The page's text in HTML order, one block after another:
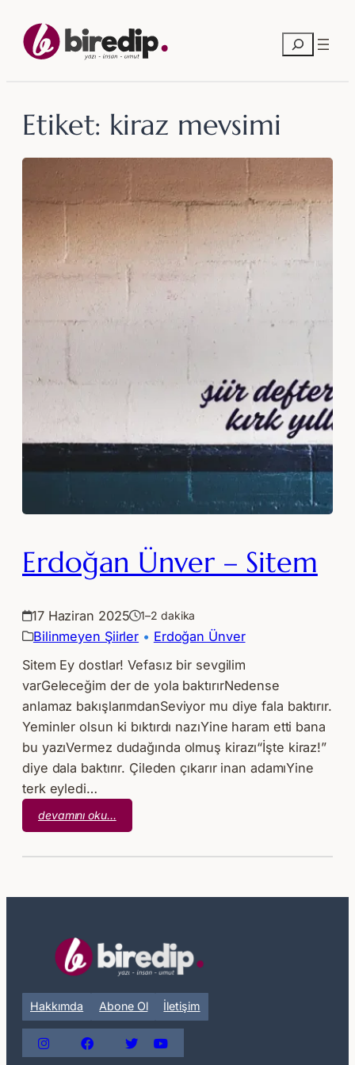
geç
Ara
Etiket: kiraz mevsimi
Erdoğan Ünver – Sitem
17 Haziran 2025 1–2 dakika
Bilinmeyen Şiirler • Erdoğan Ünver
Sitem Ey dostlar! Vefasız bir sevgilim
varGeleceğim der de yola baktırırNedense
anlamaz bakışlarımdanSeviyor mu diye fala baktırır.
Yeminler olsun ki bıktırdı nazıYine haram etti bana
bu yazıVermez dudağında olmuş kirazı“İşte kiraz!”
diye dala baktırır. Çileden çıkarır inan adamıYine
terk eyledi…
devamını oku…
Erdoğan
Hakkımda Abone Ol İletişim